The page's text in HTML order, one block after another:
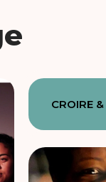
CROIRE